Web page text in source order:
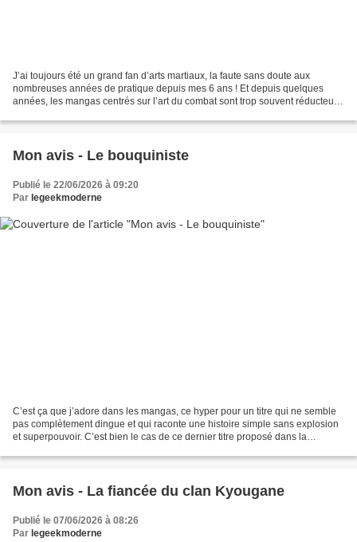
J’ai toujours été un grand fan d’arts martiaux, la faute sans doute aux
nombreuses années de pratique depuis mes 6 ans ! Et depuis quelques
années, les mangas centrés sur l’art du combat sont trop souvent réducteurs
Mon avis - Le bouquiniste
Publié le 22/06/2026 à 09:20
Par legeekmoderne
C’est ça que j’adore dans les mangas, ce hyper pour un titre qui ne semble
pas complètement dingue et qui raconte une histoire simple sans explosion
et superpouvoir. C’est bien le cas de ce dernier titre proposé dans la
Mon avis - La fiancée du clan Kyougane
Publié le 07/06/2026 à 08:26
Par legeekmoderne